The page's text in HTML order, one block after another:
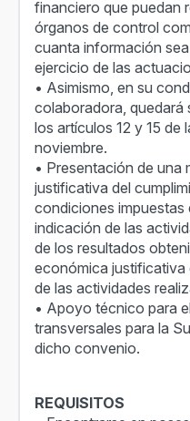
financiero que puedan
órganos de control
cuanta información
ejercicio de las
• Asimismo, en su
colaboradora, quedará
los artículos 12 y 15
noviembre.
• Presentación de una
justificativa del
condiciones
indicación de las
de los resultados
económica justificativa
de las actividades
• Apoyo técnico para
transversales para la
dicho convenio.
REQUISITOS